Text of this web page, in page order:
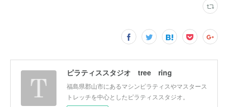
ピラティススタジオ tree ring
福島県郡山市にあるマシンピラティスやマスタース
トレッチを中心としたピラティススタジオ。